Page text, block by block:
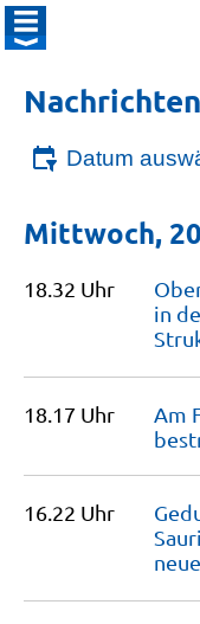
Datum
Mittwoch,
18.32 Uhr
in
18.17 Uhr
Am
16.22 Uhr
neue